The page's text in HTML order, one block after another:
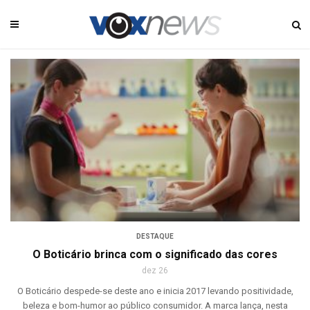
DESTAQUE
O Boticário brinca com o significado das cores
dez 26
O Boticário despede-se deste ano e inicia 2017 levando positividade,
beleza e bom-humor ao público consumidor. A marca lança, nesta